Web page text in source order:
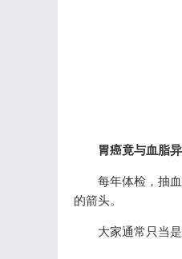
胃癌竟与血脂
每年体检，抽
的箭头。
大家通常只当